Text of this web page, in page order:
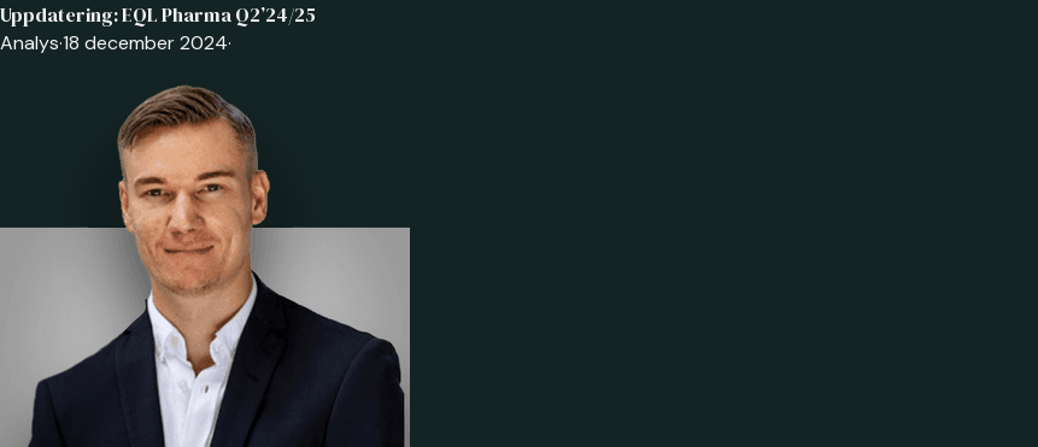
Uppdatering: EQL Pharma Q2’24/25
Analys·18 december 2024·